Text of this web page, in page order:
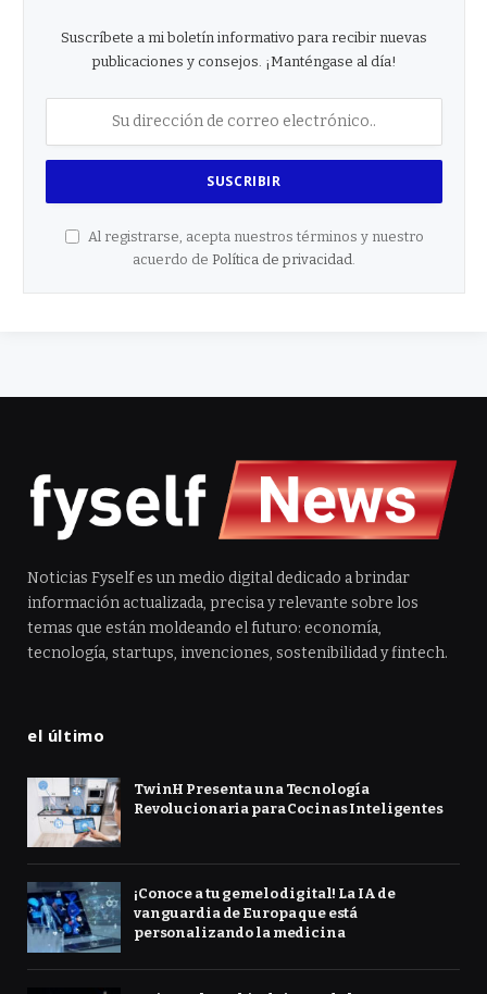
Suscríbete a mi boletín informativo para recibir nuevas
publicaciones y consejos. ¡Manténgase al día!
Al registrarse, acepta nuestros términos y nuestro
acuerdo de Política de privacidad
Noticias Fyself es un medio digital dedicado a brindar
información actualizada, precisa y relevante sobre los
temas que están moldeando el futuro: economía,
tecnología, startups, invenciones, sostenibilidad y fintech.
el último
TwinH Presenta una Tecnología
Revolucionaria para Cocinas Inteligentes
¡Conoce a tu gemelo digital! La IA de
vanguardia de Europa que está
personalizando la medicina